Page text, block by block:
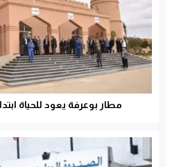
مطار بوعرفة يعود للحياة ابتداء من 05